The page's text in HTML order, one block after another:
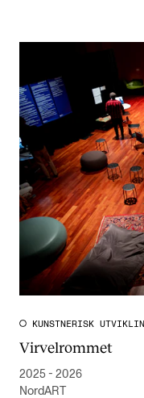
KUNSTNERISK
Virvelrommet
2025 - 2026
NordART